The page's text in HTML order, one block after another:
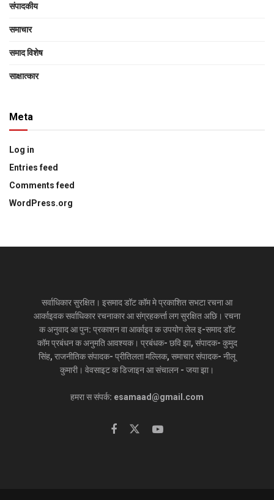
संपादकीय
समाचार
समाद विशेष
साक्षात्‍कार
Meta
Log in
Entries feed
Comments feed
WordPress.org
सर्वाधिकार सुरक्षित। इसमाद डॉट कॉम मे प्रकाशित सभटा रचना आ
आर्काइवक सर्वाधिकार रचनाकार आ संग्रहकर्त्ता लग सुरक्षित अछि। रचना
क अनुवाद आ पुन: प्रकाशन वा आर्काइव क उपयोग लेल इ-समाद डॉट
कॉम प्रबंधन क अनुमति आवश्यक। प्रबंधक- छवि झा, संपादक- कुमुद
सिंह, राजनीतिक संपादक- प्रीतिलता मल्लिक, समाचार संपादक- नीलू
कुमारी। वेवसाइट क डिजाइन आ संचालन - जया झा।
हमरा स संपर्क: esamaad@gmail.com